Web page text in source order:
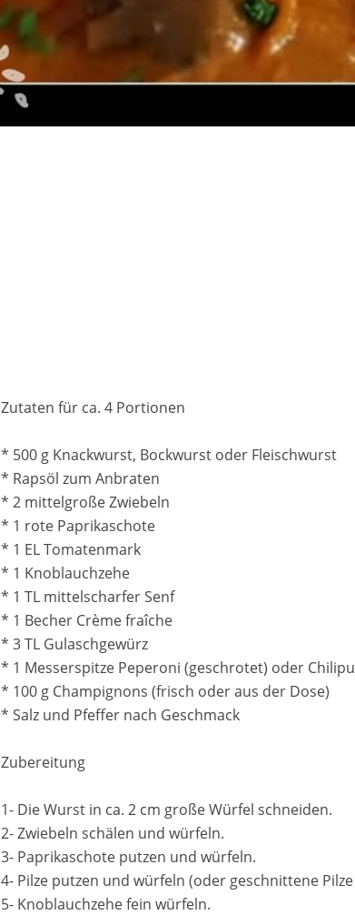
Zutaten für ca. 4 Portionen
* 500 g Knackwurst, Bockwurst oder Fleischwurst
* Rapsöl zum Anbraten
* 2 mittelgroße Zwiebeln
* 1 rote Paprikaschote
* 1 EL Tomatenmark
* 1 Knoblauchzehe
* 1 TL mittelscharfer Senf
* 1 Becher Crème fraîche
* 3 TL Gulaschgewürz
* 1 Messerspitze Peperoni (geschrotet) oder
* 100 g Champignons (frisch oder aus der Dose)
* Salz und Pfeffer nach Geschmack
Zubereitung
1- Die Wurst in ca. 2 cm große Würfel schneiden.
2- Zwiebeln schälen und würfeln.
3- Paprikaschote putzen und würfeln.
4- Pilze putzen und würfeln (oder geschnittene
5- Knoblauchzehe fein würfeln.